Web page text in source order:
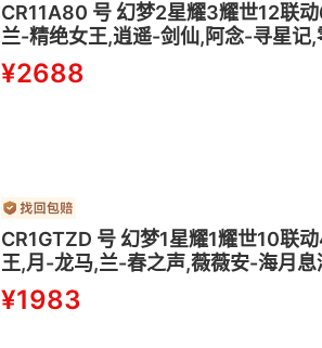
CR11A80 号 幻梦2星耀3耀世12联
兰-精绝女王,逍遥-剑仙,阿念-寻星记
爵,逍遥-莲华渡,薇薇安-圣光之谕,巫
丝-梨花诗
¥2688
CR1GTZD 号 幻梦1星耀1耀世10联
王,月-龙马,兰-春之声,薇薇安-海月
安-雪莉杨,爱丽丝-梨花诗
¥1983